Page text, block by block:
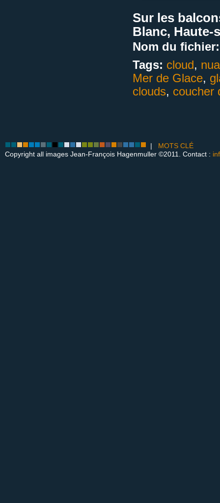
Sur les
Blanc, Haute-
Nom du fichier:
Tags: cloud,
Mer de Glace,
clouds, coucher
| MOTS CLÉ
Copyright all images Jean-François Hagenmuller ©2011. Contact :